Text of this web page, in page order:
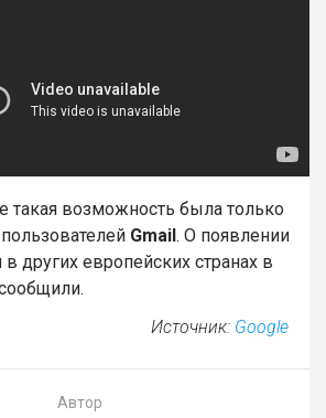
такая возможность была только
Gmail. О появлении
других европейских странах в
Источник: Google
Автор